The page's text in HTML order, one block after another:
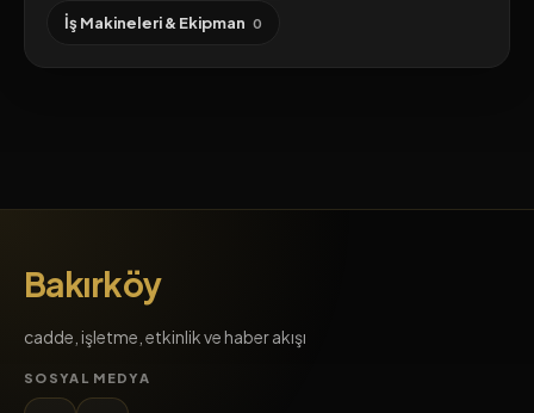
İş Makineleri & Ekipman 0
Bakırköy
cadde, işletme, etkinlik ve haber akışı
SOSYAL MEDYA